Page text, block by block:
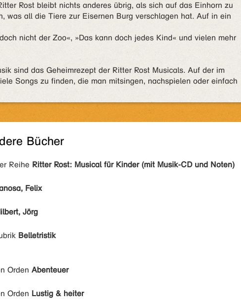
Rost bleibt nichts anderes übrig, als sich auf das Einhorn zu
was all die Tiere zur Eisernen Burg verschlagen hat. Auf in ein
nicht der Zoo«, »Das kann doch jedes Kind« und vielen mehr
sind das Geheimrezept der Ritter Rost Musicals. Auf der im
Songs zu finden, die man mitsingen, nachspielen oder einfach
Bücher
Reihe Ritter Rost: Musical für Kinder (mit Musik-CD und Noten)
Felix
Jörg
Belletristik
Orden Abenteuer
Orden Lustig & heiter